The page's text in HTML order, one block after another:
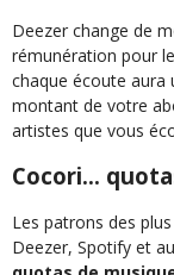
Deezer change de
rémunération pour
chaque écoute aura
montant de votre
artistes que vous
Cocori…
Les patrons des
Deezer, Spotify et